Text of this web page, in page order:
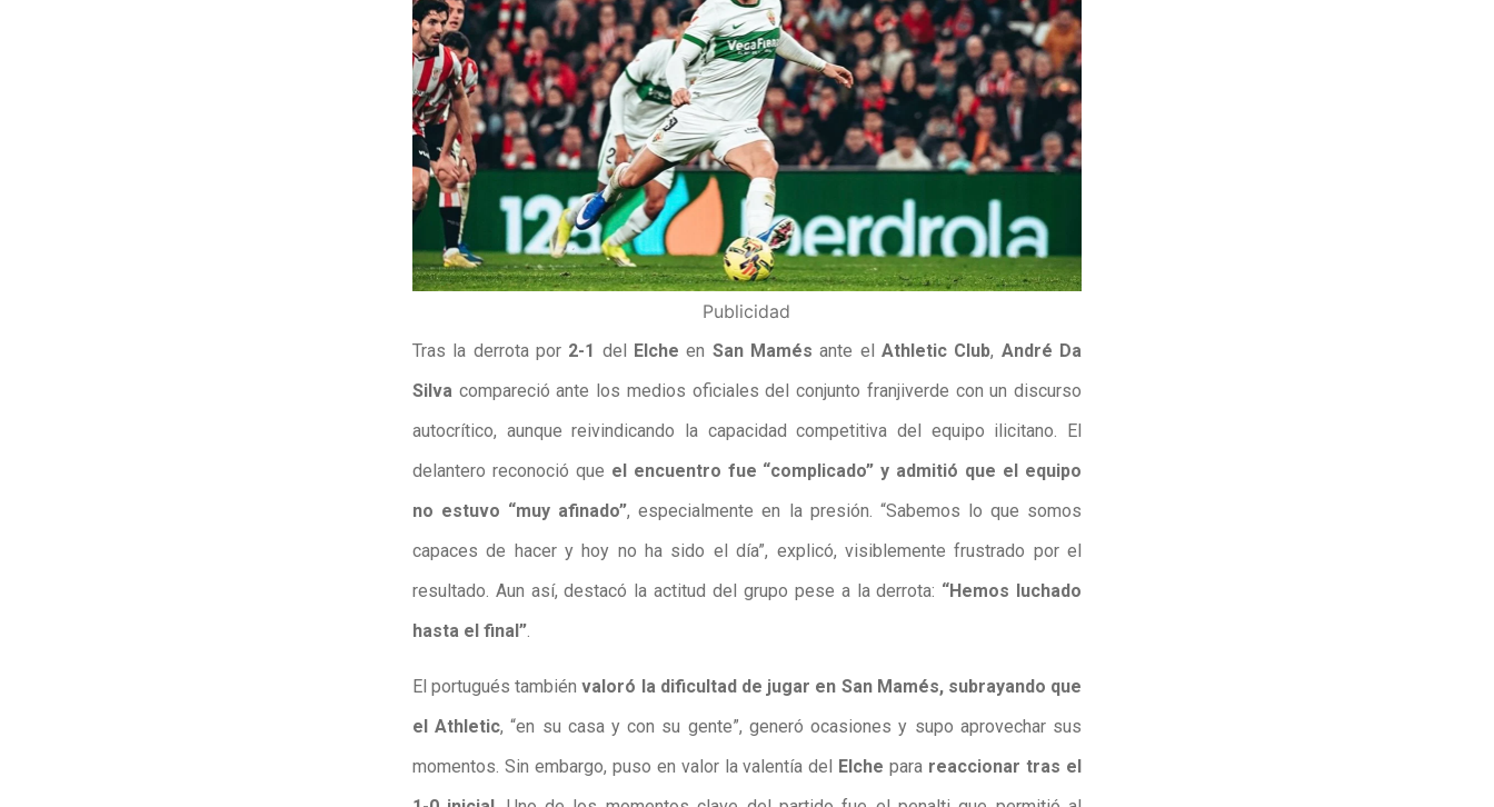
Publicidad
Tras la derrota por 2-1 del Elche en San Mamés ante elAthletic Club, André Da
Silva compareció ante los medios oficiales del conjunto franjiverde con un discurso
autocrítico, aunque reivindicando la capacidad competitiva del equipo ilicitano. El
delantero reconoció que el encuentro fue “complicado” y admitió que el equipo
no estuvo “muy afinado”, especialmente en la presión. “Sabemos lo que somos
capaces de hacer y hoy no ha sido el día”, explicó, visiblemente frustrado por el
resultado. Aun así, destacó la actitud del grupo pese a la derrota: “Hemos luchado
hasta el final”.
El portugués tambiénvaloró la dificultad de jugar en San Mamés, subrayando que
el Athletic, “en su casa y con su gente”, generó ocasiones y supo aprovechar sus
momentos. Sin embargo, puso en valor la valentía del Elche para reaccionar tras el